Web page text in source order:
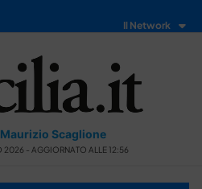
Il Network
Scaglione
2026 - AGGIORNATO ALLE 12:56